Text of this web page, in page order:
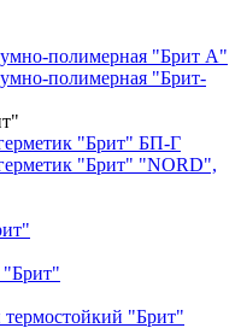
полимерная "Брит А"
полимерная "Брит-
"Брит" БП-Г
"Брит" "NORD",
"Брит"
"Брит"